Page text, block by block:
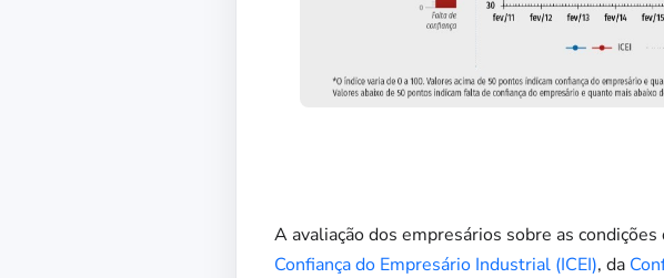
A avaliação dos empresários sobre as
Confiança do Empresário Industrial (ICEI), da